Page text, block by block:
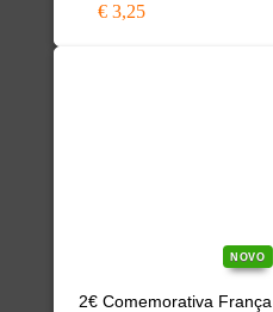
€ 3,25
NOVO
2€ Comemorativa França